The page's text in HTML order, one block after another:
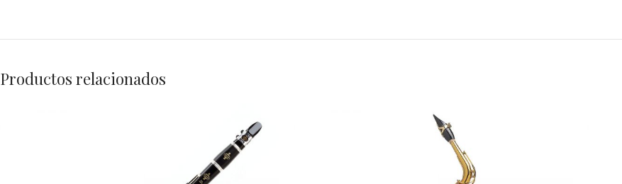
Productos relacionados